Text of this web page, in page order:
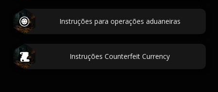
Instruções para operações aduaneiras
Instruções Counterfeit Currency